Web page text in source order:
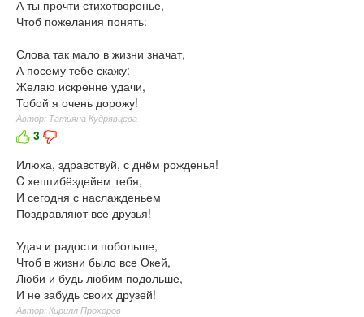
А ты прочти стихотворенье,
Чтоб пожелания понять:
Слова так мало в жизни значат,
А посему тебе скажу:
Желаю искренне удачи,
Тобой я очень дорожу!
Автор: Татьяна Кудрявцева
3
Илюха, здравствуй, с днём рожденья!
C хеппибёздейем тебя,
И сегодня с наслажденьем
Поздравляют все друзья!
Удач и радости побольше,
Чтоб в жизни было все Окей,
Люби и будь любим подольше,
И не забудь своих друзей!
Автор: Кирилл Прохоров